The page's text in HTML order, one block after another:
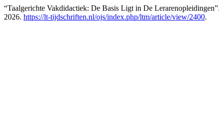
“Taalgerichte Vakdidactiek: De Basis Ligt in De
2026. https://lt-tijdschriften.nl/ojs/index.php/ltm/article/view/2400.